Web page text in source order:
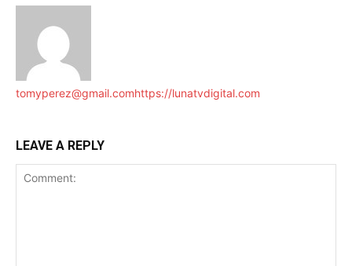
tomyperez@gmail.comhttps://lunatvdigital.com
LEAVE A REPLY